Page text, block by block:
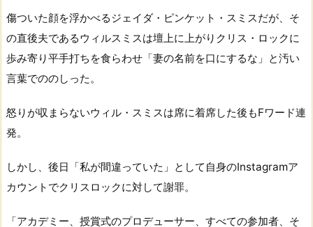
傷ついた顔を浮かべるジェイダ・ピンケット・スミスだが、そ
の直後夫であるウィルスミスは壇上に上がりクリス・ロックに
歩み寄り平手打ちを食らわせ「妻の名前を口にするな」と汚い
言葉でののしった。
怒りが収まらないウィル・スミスは席に着席した後もFワード連
発。
しかし、後日「私が間違っていた」として自身のInstagramア
カウントでクリスロックに対して謝罪。
「アカデミー、授賞式のプロデューサー、すべての参加者、そ